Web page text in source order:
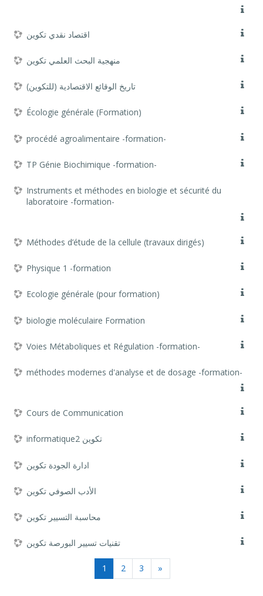
اقتصاد نقدي تكوين
منهجية البحث العلمي تكوين
تاريخ الوقائع الاقتصادية (للتكوين)
Écologie générale (Formation)
procédé agroalimentaire -formation-
TP Génie Biochimique -formation-
Instruments et méthodes en biologie et sécurité du
laboratoire -formation-
Méthodes d’étude de la cellule (travaux dirigés)
Physique 1 -formation
Ecologie générale (pour formation)
biologie moléculaire Formation
Voies Métaboliques et Régulation -formation-
méthodes modernes d'analyse et de dosage -formation-
Cours de Communication
informatique2 تكوين
ادارة الجودة تكوين
الأدب الصوفي تكوين
محاسبة التسيير تكوين
تقنيات تسيير البورصة تكوين
1 (actuel)
2 3 »